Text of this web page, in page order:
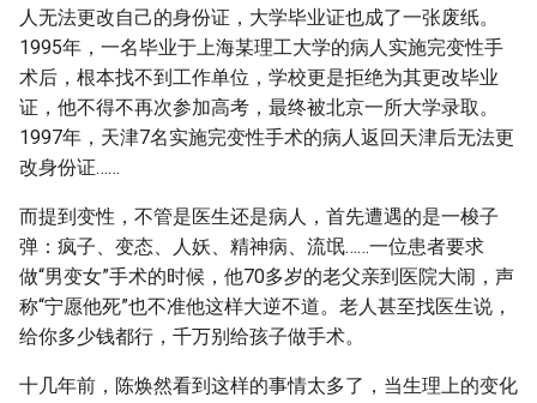
人无法更改自己的身份证，大学毕业证也成了一张废纸。
1995年，一名毕业于上海某理工大学的病人实施完变性手
术后，根本找不到工作单位，学校更是拒绝为其更改毕业
证，他不得不再次参加高考，最终被北京一所大学录取。
1997年，天津7名实施完变性手术的病人返回天津后无法更
改身份证……
而提到变性，不管是医生还是病人，首先遭遇的是一梭子
弹：疯子、变态、人妖、精神病、流氓……一位患者要求
做“男变女”手术的时候，他70多岁的老父亲到医院大闹，声
称“宁愿他死”也不准他这样大逆不道。老人甚至找医生说，
给你多少钱都行，千万别给孩子做手术。
十几年前，陈焕然看到这样的事情太多了，当生理上的变化